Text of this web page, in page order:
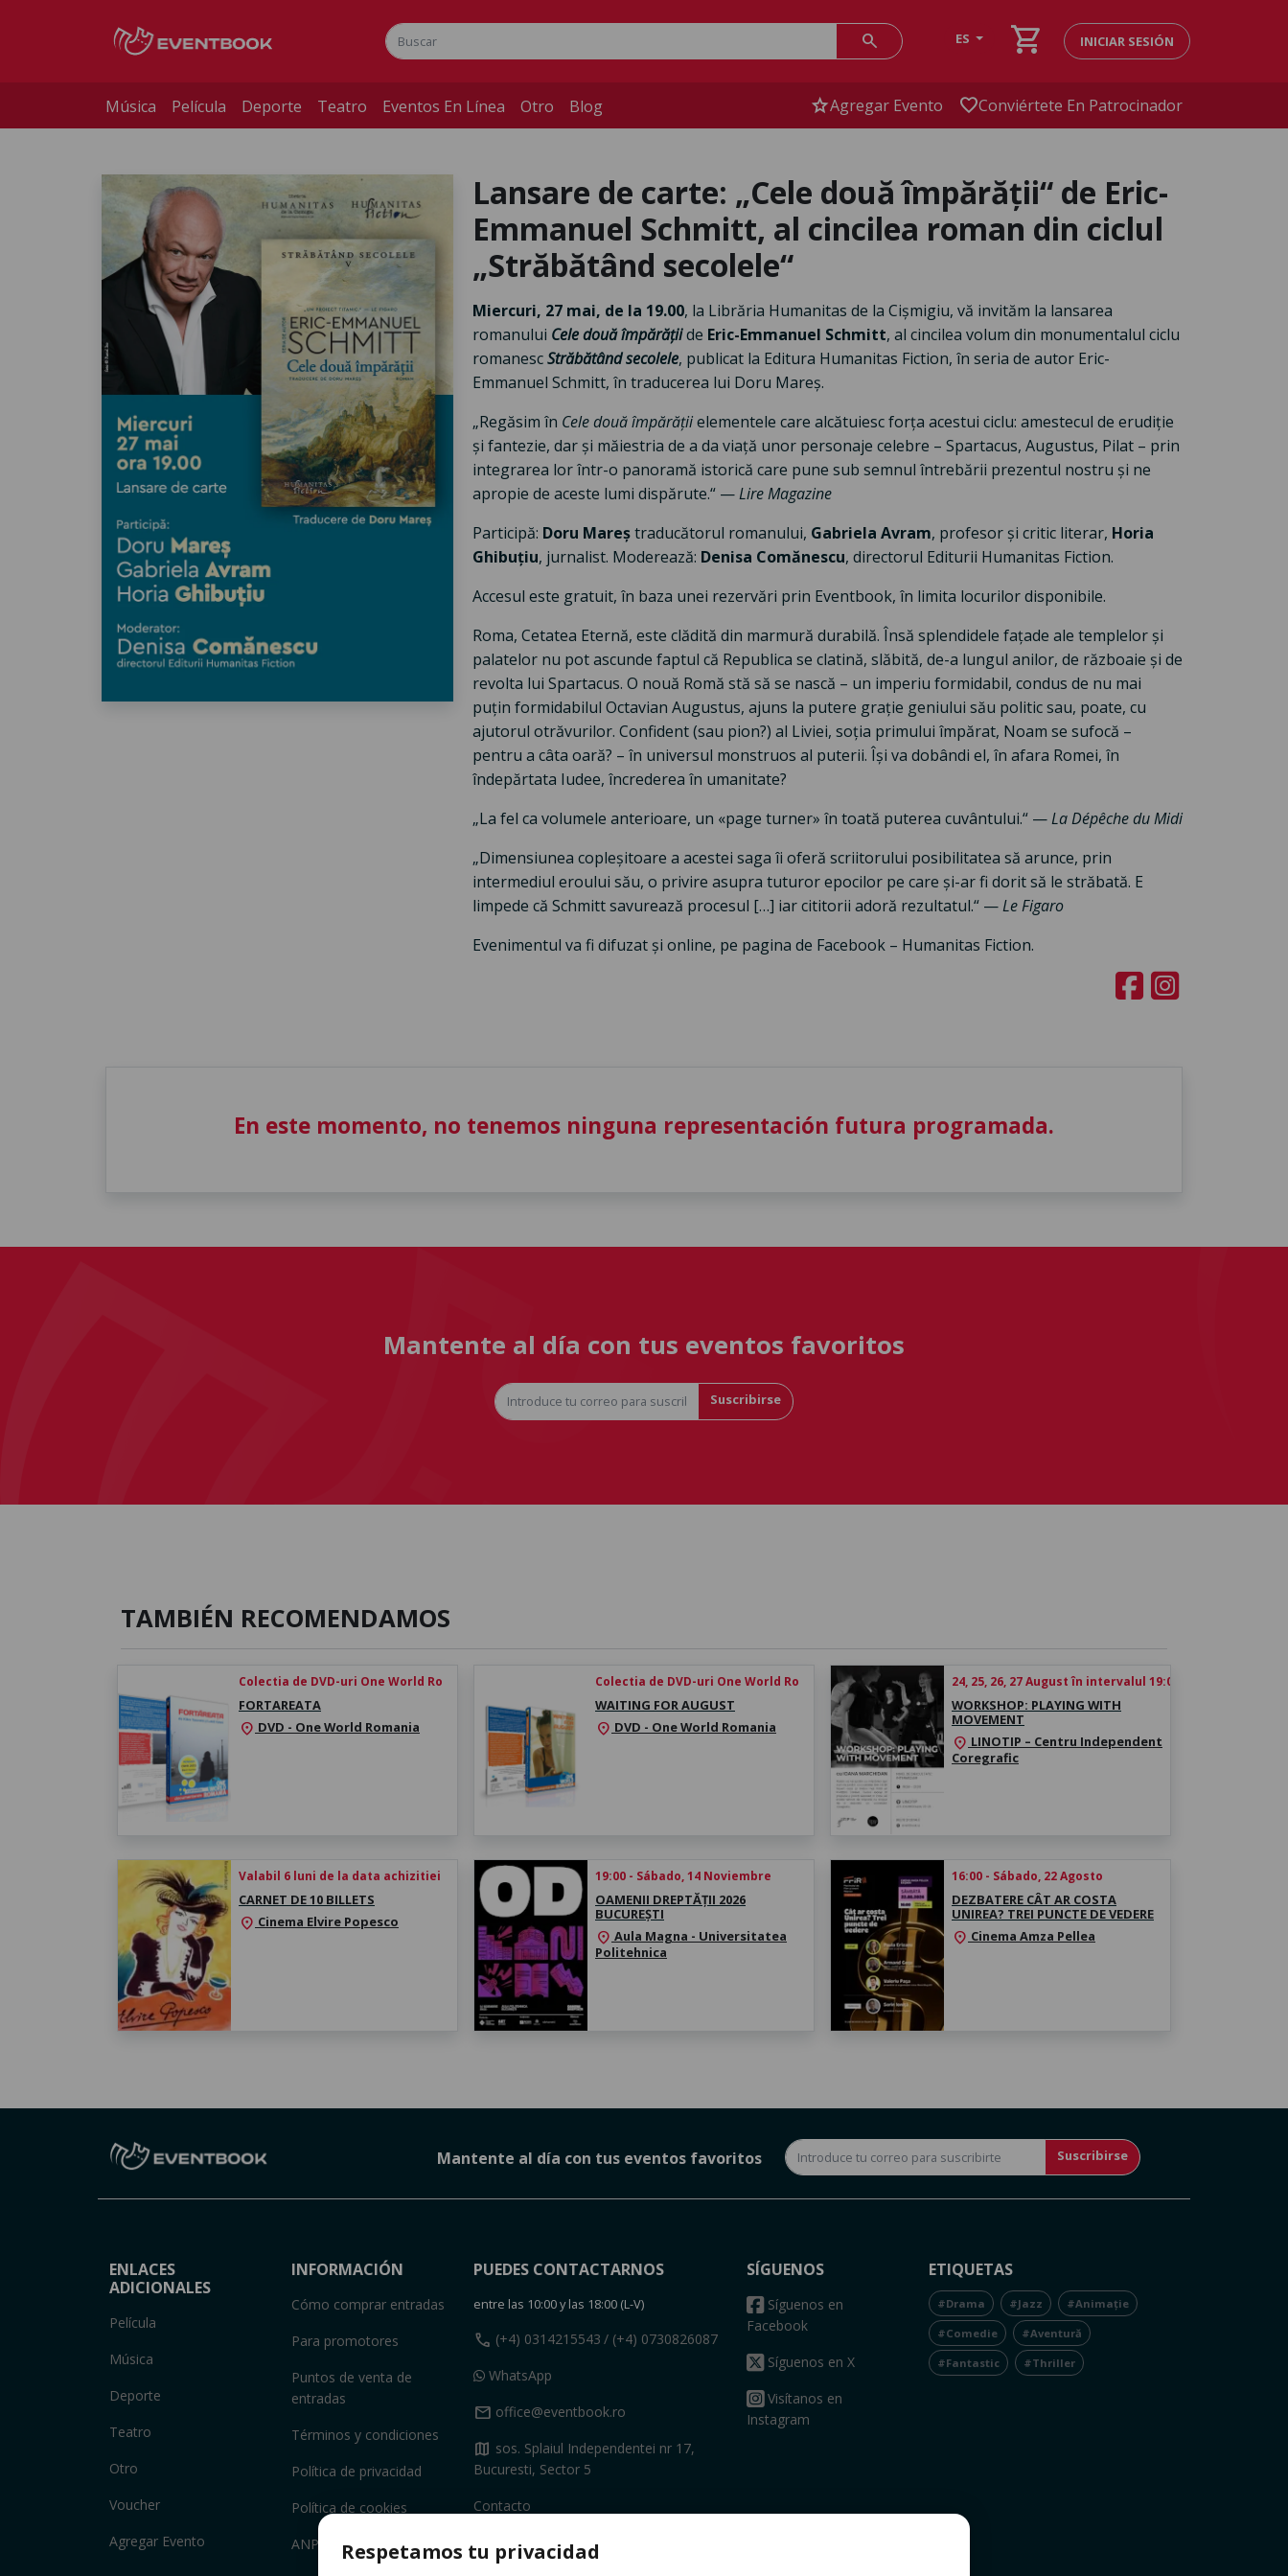
search ES shopping_cart INICIAR SESIÓN
Música Película Deporte Teatro Eventos En Línea Otro Blog starAgregar Evento favoriteConviértete En Patrocinador
Lansare de carte: „Cele două împărății“ de Eric-
Emmanuel Schmitt, al cincilea roman din ciclul
„Străbătând secolele“
Miercuri, 27 mai, de la 19.00, la Librăria Humanitas de la Cișmigiu, vă invităm la lansarea
romanului Cele două împărățiide Eric-Emmanuel Schmitt, al cincilea volum din monumentalul ciclu
romanescStrăbătând secolele, publicat la Editura Humanitas Fiction, în seria de autor Eric-
Emmanuel Schmitt, în traducerea lui Doru Mareș.
„Regăsim în Cele două împărățiielementele care alcătuiesc forța acestui ciclu: amestecul de erudiție
și fantezie, dar și măiestria de a da viață unor personaje celebre – Spartacus, Augustus, Pilat – prin
integrarea lor într-o panoramă istorică care pune sub semnul întrebării prezentul nostru și ne
apropie de aceste lumi dispărute.“ —Lire Magazine
Participă: Doru Mareștraducătorul romanului, Gabriela Avram, profesor și critic literar, Horia
Ghibuțiu, jurnalist. Moderează: Denisa Comănescu, directorul Editurii Humanitas Fiction.
Accesul este gratuit, în baza unei rezervări prin Eventbook, în limita locurilor disponibile.
Roma, Cetatea Eternă, este clădită din marmură durabilă. Însă splendidele fațade ale templelor și
palatelor nu pot ascunde faptul că Republica se clatină, slăbită, de-a lungul anilor, de războaie și de
revolta lui Spartacus. O nouă Romă stă să se nască – un imperiu formidabil, condus de nu mai
puțin formidabilul Octavian Augustus, ajuns la putere grație geniului său politic sau, poate, cu
ajutorul otrăvurilor. Confident (sau pion?) al Liviei, soția primului împărat, Noam se sufocă –
pentru a câta oară? – în universul monstruos al puterii. Își va dobândi el, în afara Romei, în
îndepărtata Iudee, încrederea în umanitate?
„La fel ca volumele anterioare, un «page turner» în toată puterea cuvântului.“ —La Dépêche du Midi
„Dimensiunea copleșitoare a acestei saga îi oferă scriitorului posibilitatea să arunce, prin
intermediul eroului său, o privire asupra tuturor epocilor pe care și-ar fi dorit să le străbată. E
limpede că Schmitt savurează procesul […] iar cititorii adoră rezultatul.“ —Le Figaro
Evenimentul va fi difuzat și online, pe pagina de Facebook – Humanitas Fiction.
En este momento, no tenemos ninguna representación futura programada.
Mantente al día con tus eventos favoritos
Suscribirse
TAMBIÉN RECOMENDAMOS
Colectia de DVD-uri One World Ro
FORTAREATA
location_on DVD - One World Romania
Colectia de DVD-uri One World Ro
WAITING FOR AUGUST
location_on DVD - One World Romania
24, 25, 26, 27 August în intervalul 19:00 - 21:00,
WORKSHOP: PLAYING WITH
MOVEMENT
location_on LINOTIP – Centru Independent
Coregrafic
Valabil 6 luni de la data achizitiei
CARNET DE 10 BILLETS
location_on Cinema Elvire Popesco
19:00 - Sábado, 14 Noviembre
OAMENII DREPTĂȚII 2026
BUCUREȘTI
location_on Aula Magna - Universitatea
Politehnica
16:00 - Sábado, 22 Agosto
DEZBATERE CÂT AR COSTA
UNIREA? TREI PUNCTE DE VEDERE
location_on Cinema Amza Pellea
Mantente al día con tus eventos favoritos Suscribirse
ENLACES
ADICIONALES
Película
Música
Deporte
Teatro
Otro
Voucher
Agregar Evento
INFORMACIÓN
Cómo comprar entradas
Para promotores
Puntos de venta de
entradas
Términos y condiciones
Política de privacidad
Política de cookies
ANPC
PUEDES CONTACTARNOS
entre las 10:00 y las 18:00 (L-V)
call (+4) 0314215543 / (+4) 0730826087
WhatsApp
mail office@eventbook.ro
map sos. Splaiul Independentei nr 17,
Bucuresti, Sector 5
Contacto
SÍGUENOS
Síguenos en
Facebook
Síguenos en X
Visítanos en
Instagram
ETIQUETAS
#Drama #Jazz #Animație
#Comedie #Aventură
#Fantastic #Thriller
Respetamos tu privacidad